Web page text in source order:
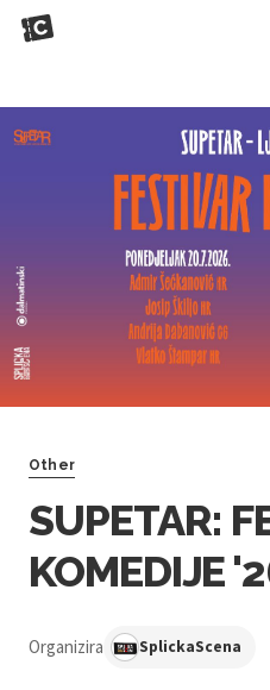
Other
SUPETAR:
KOMEDIJE
Organizira SplickaScena